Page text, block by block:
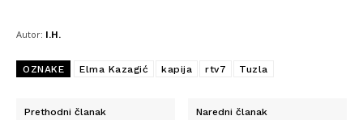
Autor: I.H.
OZNAKE Elma Kazagić kapija rtv7 Tuzla
Prethodni članak Naredni članak